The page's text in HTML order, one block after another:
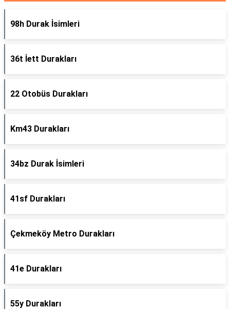
98h Durak İsimleri
36t İett Durakları
22 Otobüs Durakları
Km43 Durakları
34bz Durak İsimleri
41sf Durakları
Çekmeköy Metro Durakları
41e Durakları
55y Durakları